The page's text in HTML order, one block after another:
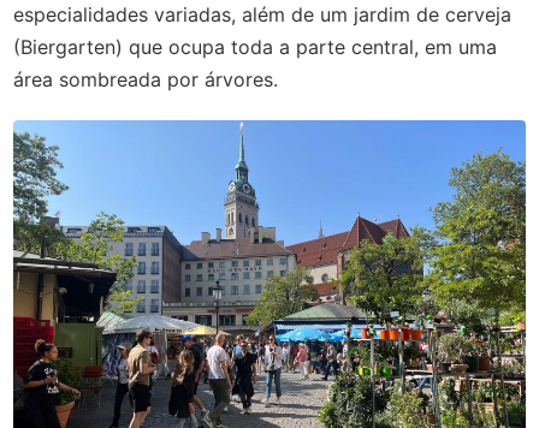
especialidades variadas, além de um jardim de cerveja
(Biergarten) que ocupa toda a parte central, em uma
área sombreada por árvores.